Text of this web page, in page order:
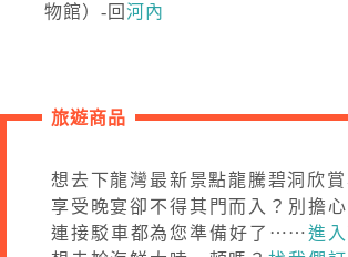
物館）-回 河內
旅遊商品
想去下龍灣最新景點龍騰碧洞欣
享受晚宴卻不得其門而入？別擔心
連接駁車都為您準備好了⋯⋯進